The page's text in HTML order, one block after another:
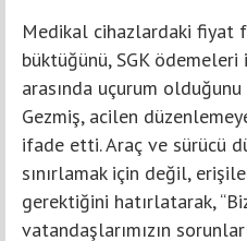
Medikal cihazlardaki fiyat
büktüğünü, SGK
arasında uçurum
Gezmiş, acilen
ifade etti. Araç ve sürücü
sınırlamak için değil,
gerektiğini hatırlatarak,
vatandaşlarımızın